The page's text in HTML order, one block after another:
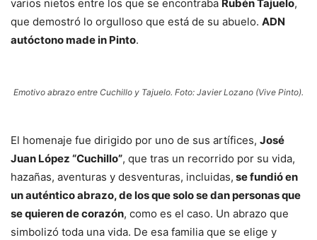
varios nietos entre los que se encontraba Rubén Tajuelo,
que demostró lo orgulloso que está de su abuelo. ADN
autóctono made in Pinto.
Emotivo abrazo entre Cuchillo y Tajuelo. Foto: Javier Lozano (Vive Pinto).
El homenaje fue dirigido por uno de sus artífices, José
Juan López “Cuchillo”, que tras un recorrido por su vida,
hazañas, aventuras y desventuras, incluidas, se fundió en
un auténtico abrazo, de los que solo se dan personas que
se quieren de corazón, como es el caso. Un abrazo que
simbolizó toda una vida. De esa familia que se elige y